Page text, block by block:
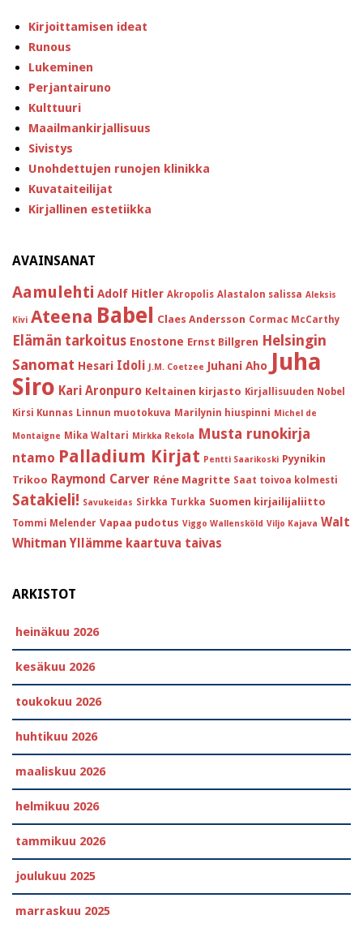
Kirjoittamisen ideat
Runous
Lukeminen
Perjantairuno
Kulttuuri
Maailmankirjallisuus
Sivistys
Unohdettujen runojen klinikka
Kuvataiteilijat
Kirjallinen estetiikka
AVAINSANAT
Aamulehti Adolf Hitler Akropolis Alastalon salissa Aleksis
Kivi Ateena Babel Claes Andersson Cormac McCarthy
Elämän tarkoitus Enostone Ernst Billgren Helsingin
Sanomat Hesari Idoli J.M. Coetzee Juhani Aho Juha
Siro Kari Aronpuro Keltainen kirjasto Kirjallisuuden Nobel
Kirsi Kunnas Linnun muotokuva Marilynin hiuspinni Michel de
Montaigne Mika Waltari Mirkka Rekola Musta runokirja
ntamo Palladium Kirjat Pentti Saarikoski Pyynikin
Trikoo Raymond Carver Réne Magritte Saat toivoa kolmesti
Satakieli! Savukeidas Sirkka Turkka Suomen kirjailijaliitto
Tommi Melender Vapaa pudotus Viggo Wallensköld Viljo Kajava Walt
Whitman Yllämme kaartuva taivas
ARKISTOT
heinäkuu 2026
kesäkuu 2026
toukokuu 2026
huhtikuu 2026
maaliskuu 2026
helmikuu 2026
tammikuu 2026
joulukuu 2025
marraskuu 2025